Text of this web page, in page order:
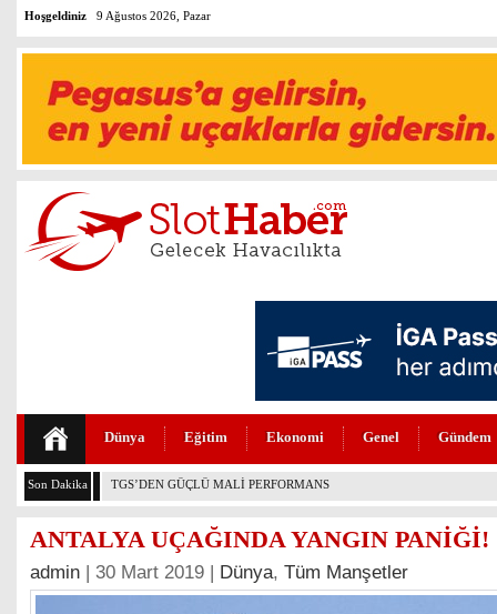
Hoşgeldiniz 9 Ağustos 2026, Pazar
Dünya Eğitim Ekonomi Genel Gündem
Son Dakika THY VE PEGASUS DÜNYANIN EN DEĞERLİLERİ ARASINDA
ANTALYA UÇAĞINDA YANGIN PANİĞİ!
admin | 30 Mart 2019 | Dünya, Tüm Manşetler